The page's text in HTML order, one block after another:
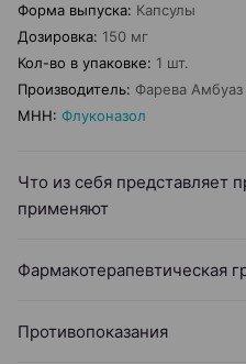
Форма выпуска: Капсулы
Дозировка: 150 мг
Кол-во в упаковке: 1 шт.
Производитель: Фарева Амбуаз
МНН: Флуконазол
Что из себя представляет
применяют
Фармакотерапевтическая
Противопоказания